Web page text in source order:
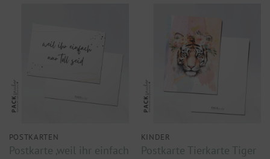
POSTKARTEN
Postkarte ‚weil ihr einfach
KINDER
Postkarte Tierkarte Tiger